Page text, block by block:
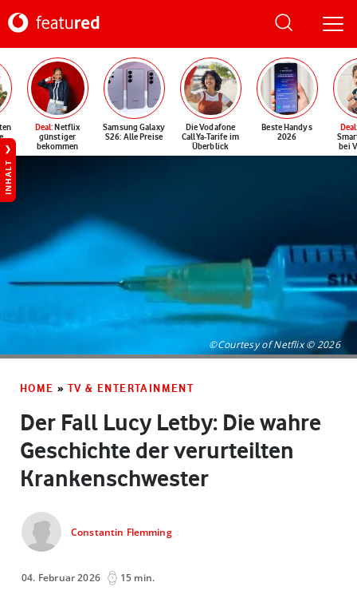
Deal: Netflix
günstiger
bekommen
Samsung Galaxy
S26: Alle Preise
Die Vodafone
CallYa-Tarife im
Überblick
Beste Handys
2026
Deal
bei
INHALT
©Courtesy of Netflix © 2026
HOME » TV & ENTERTAINMENT
Der Fall Lucy Letby: Die wahre
Geschichte der verurteilten
Krankenschwester
Constantin Flemming
04. Februar 2026 15 min.